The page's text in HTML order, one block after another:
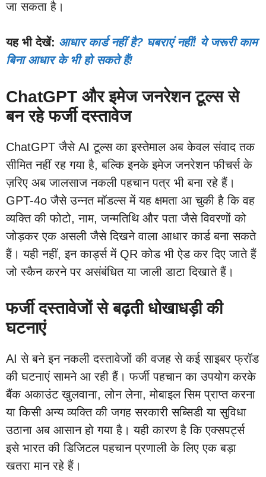
जा सकता है।
यह भी देखें: आधार कार्ड नहीं है? घबराएं नहीं! ये जरूरी काम
बिना आधार के भी हो सकते हैं!
ChatGPT और इमेज जनरेशन टूल्स से
बन रहे फर्जी दस्तावेज
ChatGPT जैसे AI टूल्स का इस्तेमाल अब केवल संवाद तक
सीमित नहीं रह गया है, बल्कि इनके इमेज जनरेशन फीचर्स के
ज़रिए अब जालसाज नकली पहचान पत्र भी बना रहे हैं।
GPT-4o जैसे उन्नत मॉडल्स में यह क्षमता आ चुकी है कि वह
व्यक्ति की फोटो, नाम, जन्मतिथि और पता जैसे विवरणों को
जोड़कर एक असली जैसे दिखने वाला आधार कार्ड बना सकते
हैं। यही नहीं, इन कार्ड्स में QR कोड भी ऐड कर दिए जाते हैं
जो स्कैन करने पर असंबंधित या जाली डाटा दिखाते हैं।
फर्जी दस्तावेजों से बढ़ती धोखाधड़ी की
घटनाएं
AI से बने इन नकली दस्तावेजों की वजह से कई साइबर फ्रॉड
की घटनाएं सामने आ रही हैं। फर्जी पहचान का उपयोग करके
बैंक अकाउंट खुलवाना, लोन लेना, मोबाइल सिम प्राप्त करना
या किसी अन्य व्यक्ति की जगह सरकारी सब्सिडी या सुविधा
उठाना अब आसान हो गया है। यही कारण है कि एक्सपर्ट्स
इसे भारत की डिजिटल पहचान प्रणाली के लिए एक बड़ा
खतरा मान रहे हैं।